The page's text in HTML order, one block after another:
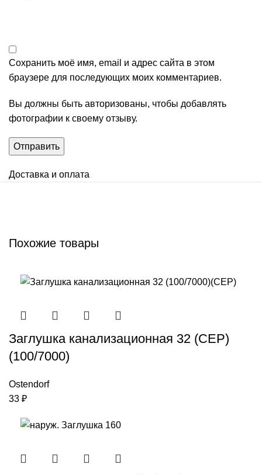
Сохранить моё имя, email и адрес сайта в этом
браузере для последующих моих комментариев.
Вы должны быть авторизованы, чтобы добавлять
фотографии к своему отзыву.
Доставка и оплата
Похожие товары
Заглушка канализационная 32 (СЕР)
(100/7000)
Ostendorf
33 ₽